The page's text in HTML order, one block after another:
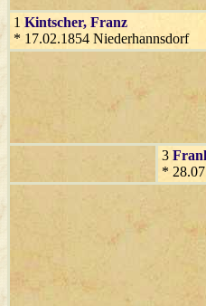
1 Kintscher, Franz
* 17.02.1854 Niederhannsdorf
3
*